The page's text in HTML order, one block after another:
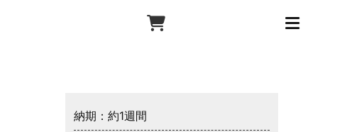
納期：約1週間